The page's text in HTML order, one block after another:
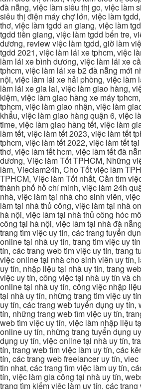
đà nẵng, việc làm siêu thị go, việc làm
siêu thị điện máy chợ lớn, việc làm
thơ, việc làm tgdd an giang, việc làm
tgdd tiền giang, việc làm tgdd bến tre,
dương, review việc làm tgdd, giờ làm
tgdd 2021, việc làm lái xe tphcm, việc
làm lái xe bình dương, việc làm lái xe
tphcm, việc làm lái xe b2 đà nẵng mới
nội, việc làm lái xe hải phòng, việc làm
làm lái xe gia lai, việc làm giao hàng,
kiệm, việc làm giao hàng xe máy
tphcm, việc làm giao nhận, việc làm
khẩu, việc làm giao hàng quận 6, việc
time, việc làm giao hàng tết, việc làm
làm tết, việc làm tết 2023, việc làm tết
tphcm, việc làm tết 2022, việc làm tết
thơ, việc làm tết hcm, việc làm tết đà
dương, Việc làm Tốt TPHCM, Những
làm, Vieclam24h, Cho Tốt việc làm
TPHCM, Việc làm Tốt nhất, Cần tìm
thành phố hồ chí minh, việc làm 24h
nhà, việc làm tại nhà cho sinh viên,
làm tại nhà thủ công, việc làm tại nhà
hà nội, việc làm tại nhà thủ công hóc
công tại hà nội, việc làm tại nhà đà
trang tìm việc uy tín, các trang tuyển
online tại nhà uy tín, trang tìm việc uy
tín, các trang web tìm việc uy tín, trang
việc online tại nhà cho sinh viên uy tín,
uy tín, nhập liệu tại nhà uy tín, trang
việc uy tín, công việc tại nhà uy tín và
online tại nhà uy tín, công việc nhập
tại nhà uy tín, những trang tìm việc uy
uy tín, các trang web tuyển dụng uy tín,
tín, những trang web tìm việc uy tín,
web tìm việc uy tín, việc làm nhập liệu
online uy tín, những trang tuyển dụng
dụng uy tín, việc online tại nhà uy tín,
tín, trang web tìm việc làm uy tín, các
tín, các trang web freelancer uy tín,
tin nhat, các trang tìm việc làm uy tín,
tín, việc làm gia công tại nhà uy tín,
trang tìm kiếm việc làm uy tín, các